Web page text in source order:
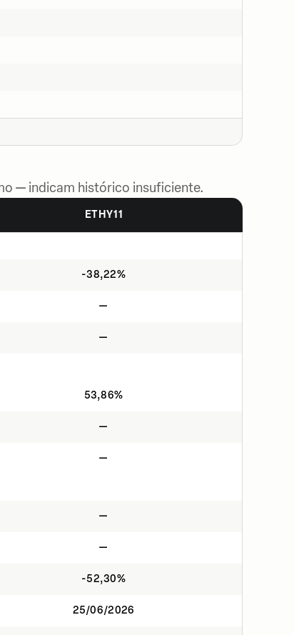
— indicam histórico insuficiente.
ETHY11
-38,22%
—
—
53,86%
—
—
—
—
-52,30%
25/06/2026